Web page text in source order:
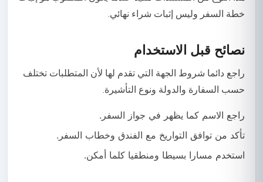
خطة السفر وليس إثبات شراء نهائي.
نصائح قبل الاستخدام
راجع دائما شروط الجهة التي تقدم لها لأن المتطلبات تختلف
حسب السفارة والدولة ونوع التأشيرة.
راجع الاسم كما يظهر في جواز السفر.
تأكد من توافق التواريخ مع الفندق وخطاب السفر.
استخدم مسارا بسيطا ومنطقيا كلما أمكن.